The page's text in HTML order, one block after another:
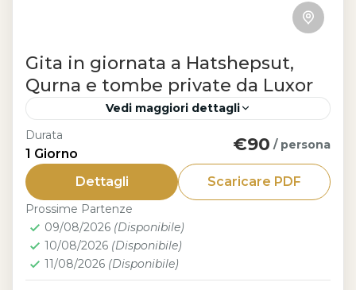
Gita in giornata a Hatshepsut,
Qurna e tombe private da Luxor
Vedi maggiori dettagli
Luxor
La Gita in giornata a Hatshepsut, Qurna
e tombe private da Luxor è l’occasione
perfetta per esplorare alcuni dei tesori
meno conosciuti ma più affascinanti...
Durata
1 Giorno €90 / persona
Dettagli Scaricare PDF
Prossime Partenze
09/08/2026 (Disponibile)
10/08/2026 (Disponibile)
11/08/2026 (Disponibile)